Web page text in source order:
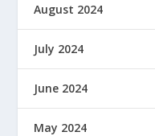
August 2024
July 2024
June 2024
May 2024